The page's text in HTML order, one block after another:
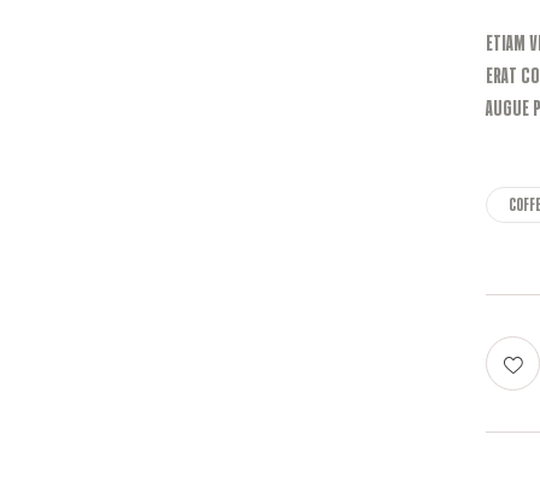
Etiam
erat
augue